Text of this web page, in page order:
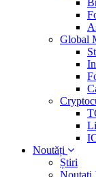
Global
Noutăți
Știri
Noutati